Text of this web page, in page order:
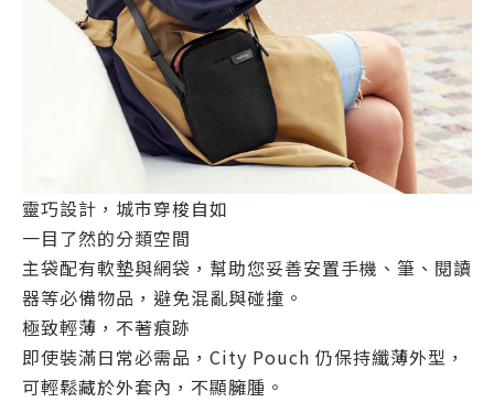
靈巧設計，城市穿梭自如
一目了然的分類空間
主袋配有軟墊與網袋，幫助您妥善安置手機、筆、閱讀
器等必備物品，避免混亂與碰撞。
極致輕薄，不著痕跡
即使裝滿日常必需品，City Pouch 仍保持纖薄外型，
可輕鬆藏於外套內，不顯臃腫。